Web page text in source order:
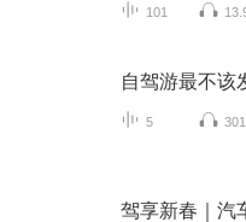
101
自驾游最不该
5 301
驾享新春｜汽